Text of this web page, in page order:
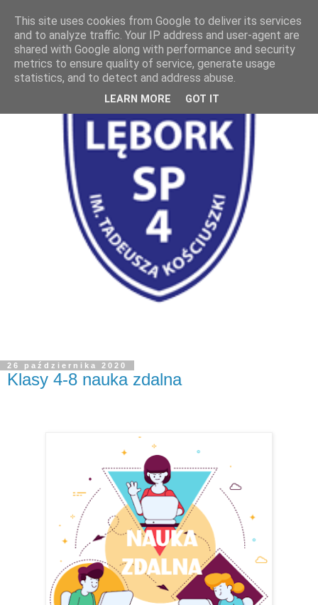
26 października 2020
Klasy 4-8 nauka zdalna
This site uses cookies from Google to deliver its services
and to analyze traffic. Your IP address and user-agent are
shared with Google along with performance and security
metrics to ensure quality of service, generate usage
statistics, and to detect and address abuse.
LEARN MORE GOT IT